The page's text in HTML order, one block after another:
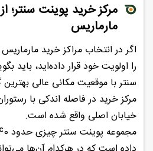
مرکز خرید پوینت سنتر؛
مارماریس
اگر در انتخاب مراکز خرید
را اولویت خود قرار داده‌اید، باید
سنتر با موقعیت مکانی عالی
مرکز خرید در فاصله اندکی با
خیابان اصلی واقع شده است.